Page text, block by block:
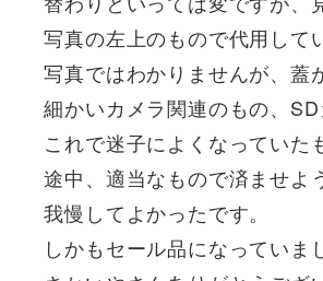
写真の左上のもので代用して
写真ではわかりませんが、蓋
細かいカメラ関連のもの、
これで迷子によくなっていた
途中、適当なもので済ませよ
我慢してよかったです。
しかもセール品になっていま